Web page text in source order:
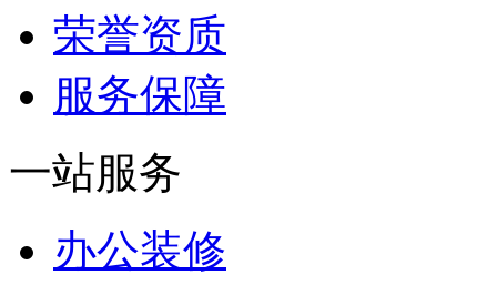
荣誉资质
服务保障
一站服务
办公装修